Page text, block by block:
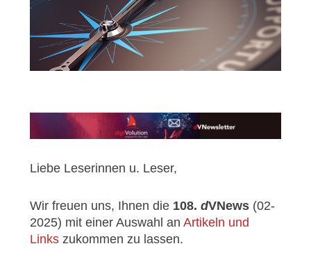
Liebe Leserinnen u. Leser,
Wir freuen uns, Ihnen die 108. dVNews(02-
2025) mit einer Auswahl an Artikeln und
Linkszukommen zu lassen.